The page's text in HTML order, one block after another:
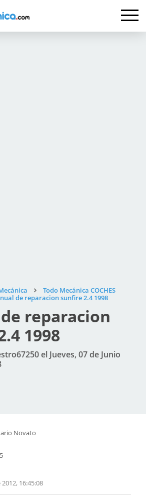
Todo Mecánica COCHES
de reparacion sunfire 2.4 1998
reparacion
1998
el Jueves, 07 de Junio
Novato
5
16:45:08